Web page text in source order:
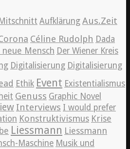
Aufklärung Aus.Zeit
Céline Rudolph Dada
neue Mensch Der Wiener Kreis
Digitalisierung Digitalisierung
Ethik Event Existentialismus
Genuss Graphic Novel
Interviews I would prefer
Konstruktivismus Krise
Liessmann Liessmann
Maschine Musik und